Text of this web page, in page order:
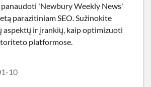
'Newbury Weekly News'
parazitiniam SEO. Sužinokite
aspektų ir įrankių, kaip optimizuoti
platformose.
10